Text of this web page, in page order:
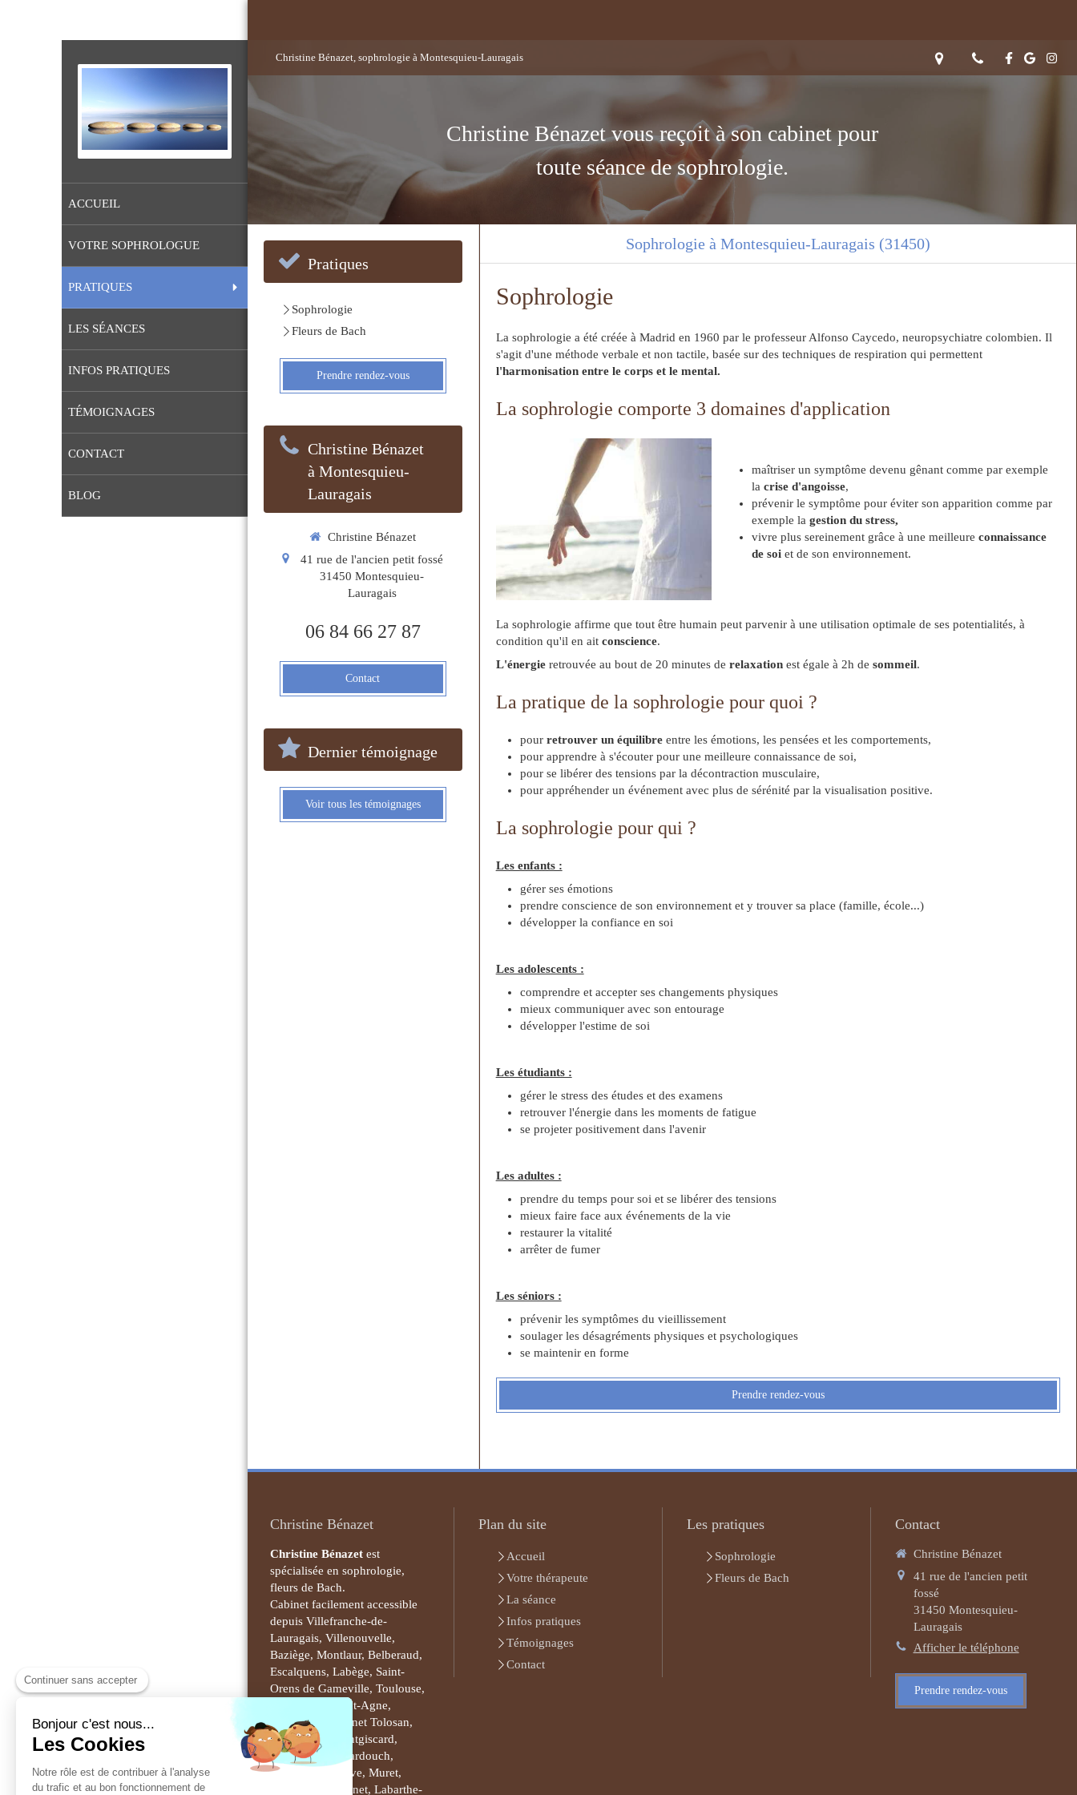
ACCUEIL
VOTRE SOPHROLOGUE
PRATIQUES
LES SÉANCES
INFOS PRATIQUES
TÉMOIGNAGES
CONTACT
BLOG
Christine Bénazet, sophrologie à Montesquieu-Lauragais
Christine Bénazet vous reçoit à son cabinet pour
toute séance de sophrologie.
Sophrologie à Montesquieu-Lauragais (31450)
Sophrologie
La sophrologie a été créée à Madrid en 1960 par le professeur Alfonso Caycedo, neuropsychiatre colombien. Il
s'agit d'une méthode verbale et non tactile, basée sur des techniques de respiration qui permettent
l'harmonisation entre le corps et le mental.
La sophrologie comporte 3 domaines d'application
maîtriser un symptôme devenu gênant comme par exemple
lacrise d'angoisse,
prévenir le symptôme pour éviter son apparition comme par
exemple lagestion du stress,
vivre plus sereinement grâce à une meilleureconnaissance
de soi et de son environnement.
La sophrologie affirme que tout être humain peut parvenir à une utilisation optimale de ses potentialités, à
condition qu'il en aitconscience.
L'énergieretrouvée au bout de 20 minutes de relaxationest égale à 2h de sommeil.
La pratique de la sophrologie pour quoi ?
pourretrouver un équilibreentre les émotions, les pensées et les comportements,
pour apprendre à s'écouter pour une meilleure connaissance de soi,
pour se libérer des tensions par la décontraction musculaire,
pour appréhender un événement avec plus de sérénité par la visualisation positive.
La sophrologie pour qui ?
Les enfants :
gérer ses émotions
prendre conscience de son environnement et y trouver sa place (famille, école...)
développer la confiance en soi
Les adolescents :
comprendre et accepter ses changements physiques
mieux communiquer avec son entourage
développer l'estime de soi
Les étudiants :
gérer le stress des études et des examens
retrouver l'énergie dans les moments de fatigue
se projeter positivement dans l'avenir
Les adultes :
prendre du temps pour soi et se libérer des tensions
mieux faire face aux événements de la vie
restaurer la vitalité
arrêter de fumer
Les séniors :
prévenir les symptômes du vieillissement
soulager les désagréments physiques et psychologiques
se maintenir en forme
Prendre rendez-vous
Pratiques
Sophrologie
Fleurs de Bach
Prendre rendez-vous
Christine Bénazet
à Montesquieu-
Lauragais
Christine Bénazet
41 rue de l'ancien petit fossé
31450 Montesquieu-
Lauragais
06 84 66 27 87
Contact
Dernier témoignage
Voir tous les témoignages
Christine Bénazet
Christine Bénazetest
spécialisée en sophrologie,
fleurs de Bach.
Cabinet facilement accessible
depuis Villefranche-de-
Lauragais, Villenouvelle,
Baziège, Montlaur, Belberaud,
Escalquens, Labège, Saint-
Orens de Gameville, Toulouse,
Ramonville-Saint-Agne,
Auzeville, Castanet Tolosan,
Donneville, Montgiscard,
Ayguesvives, Gardouch,
Nailloux, Auterive, Muret,
Venerque, le Vernet, Labarthe-
Plan du site
Accueil
Votre thérapeute
La séance
Infos pratiques
Témoignages
Contact
Les pratiques
Sophrologie
Fleurs de Bach
Contact
Christine Bénazet
41 rue de l'ancien petit
fossé
31450 Montesquieu-
Lauragais
Afficher le téléphone
Prendre rendez-vous
Continuer sans accepter
Bonjour c'est nous...
Les Cookies
Notre rôle est de contribuer à l'analyse
du trafic et au bon fonctionnement de